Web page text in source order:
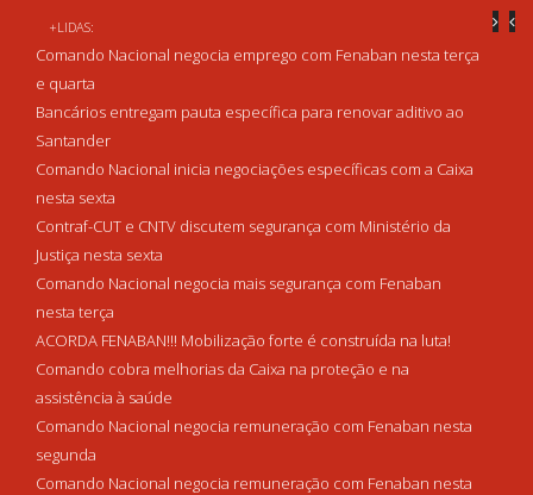
+LIDAS:
Comando Nacional negocia emprego com Fenaban nesta terça
e quarta
Bancários entregam pauta específica para renovar aditivo ao
Santander
Comando Nacional inicia negociações específicas com a Caixa
nesta sexta
Contraf-CUT e CNTV discutem segurança com Ministério da
Justiça nesta sexta
Comando Nacional negocia mais segurança com Fenaban
nesta terça
ACORDA FENABAN!!! Mobilização forte é construída na luta!
Comando cobra melhorias da Caixa na proteção e na
assistência à saúde
Comando Nacional negocia remuneração com Fenaban nesta
segunda
Comando Nacional negocia remuneração com Fenaban nesta